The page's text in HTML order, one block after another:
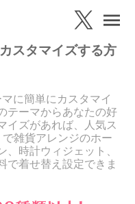
スタマイズする方
に簡単にカスタマイ
テーマからあなたの好
イズがあれば、人気ス
雑貨アレンジのホー
、時計ウィジェット、
で着せ替え設定できま